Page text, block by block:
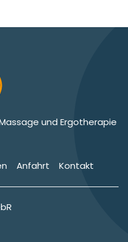
und Ergotherapie
Anfahrt Kontakt